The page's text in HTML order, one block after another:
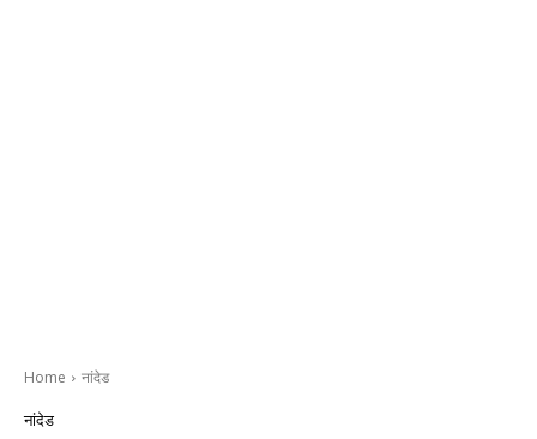
Home नांदेड
नांदेड